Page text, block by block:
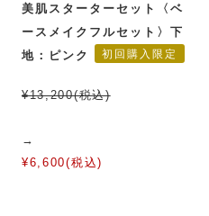
美肌スターターセット〈ベ
ースメイクフルセット〉下
地：ピンク
初回購入限定
¥13,200(税込)
→
¥6,600(税込)